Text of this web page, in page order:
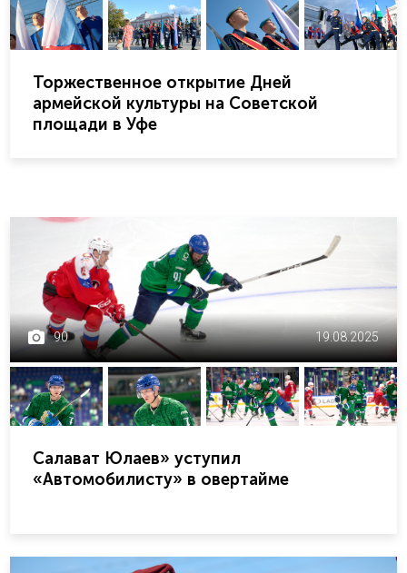
Торжественное открытие Дней
армейской культуры на Советской
площади в Уфе
90 19.08.2025
Салават Юлаев» уступил
«Автомобилисту» в овертайме